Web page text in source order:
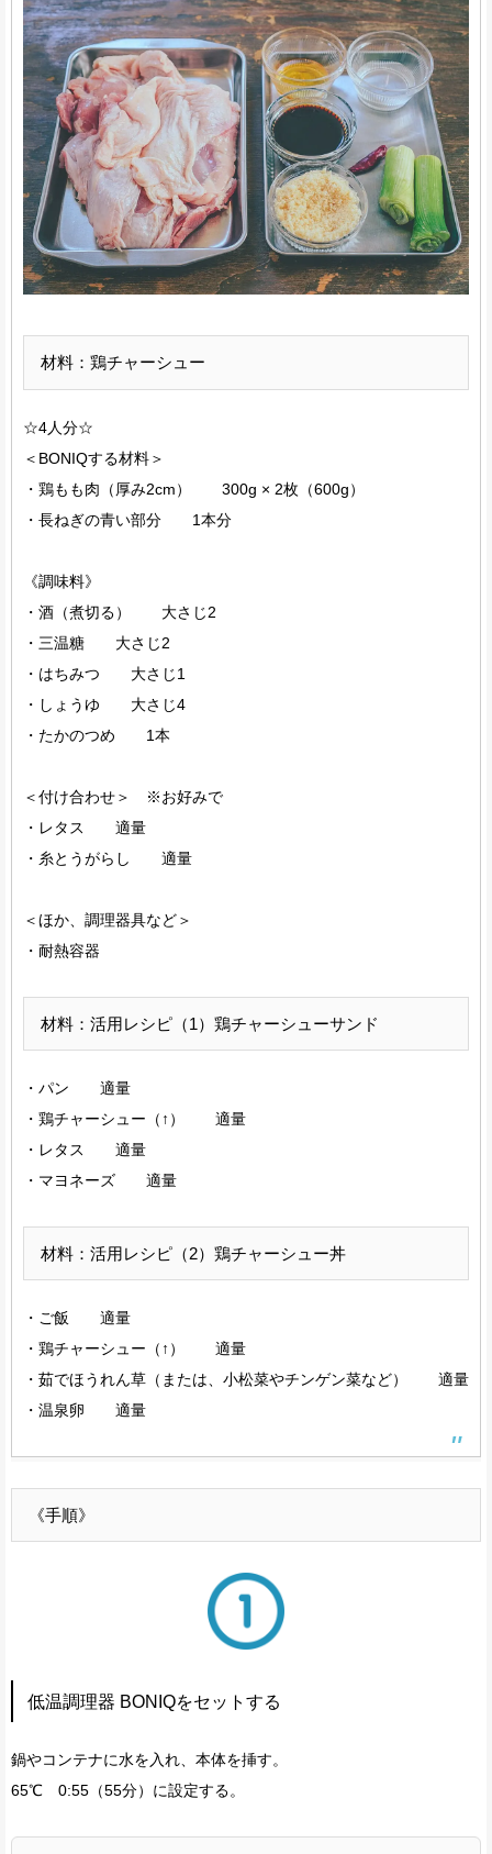
材料：鶏チャーシュー
☆4人分☆
＜BONIQする材料＞
・鶏もも肉（厚み2cm） 300g × 2枚（600g）
・長ねぎの青い部分 1本分
《調味料》
・酒（煮切る） 大さじ2
・三温糖 大さじ2
・はちみつ 大さじ1
・しょうゆ 大さじ4
・たかのつめ 1本
＜付け合わせ＞ ※お好みで
・レタス 適量
・糸とうがらし 適量
＜ほか、調理器具など＞
・耐熱容器
材料：活用レシピ（1）鶏チャーシューサンド
・パン 適量
・鶏チャーシュー（↑） 適量
・レタス 適量
・マヨネーズ 適量
材料：活用レシピ（2）鶏チャーシュー丼
・ご飯 適量
・鶏チャーシュー（↑） 適量
・茹でほうれん草（または、小松菜やチンゲン菜など） 適量
・温泉卵 適量
《手順》
低温調理器 BONIQをセットする
鍋やコンテナに水を入れ、本体を挿す。
65℃ 0:55（55分）に設定する。